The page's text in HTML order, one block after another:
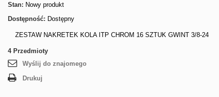
Stan: Nowy produkt
Dostępność: Dostępny
ZESTAW NAKRETEK KOLA ITP CHROM 16 SZTUK GWINT 3/8-24
4 Przedmioty
Wyślij do znajomego
Drukuj